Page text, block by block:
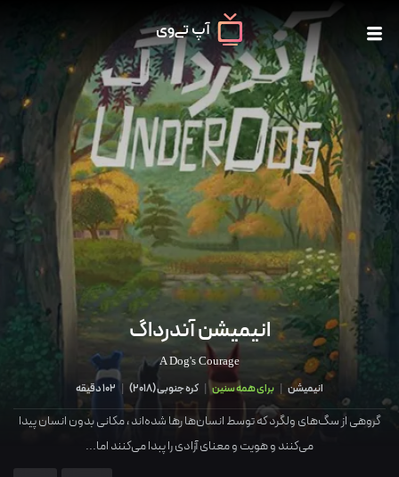
انیمیشن آندرداگ
A Dog's Courage
انیمیشن | برای همه سنین | کره جنوبی(
2018
)
|
گروهی از سگ‌های ولگرد که توسط انسان‌ها رها شده‌اند ، مکانی بدون انسان پیدا
می‌کنند و هویت و معنای آزادی را پبدا می‌کنند اما...